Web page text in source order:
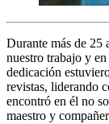
Durante más de 25
nuestro trabajo y
dedicación
revistas, liderando
encontró en él no
maestro y